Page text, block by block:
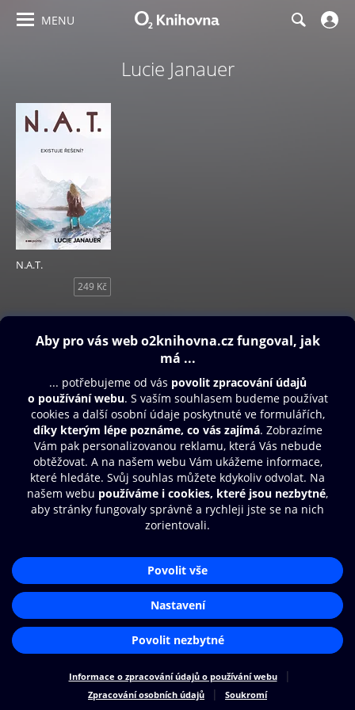
MENU
Lucie Janauer
N.A.T.
249 Kč
Obsah ke stažení
Další zábava
© O2 Czech Republic a.s.
Nákupní řád
Přístupnost
Cookies
Nastavení cookies
Aplikace O2 Knihovna
Čti a poslouchej své e-knihy a
audioknihy rychleji a pohodlněji.